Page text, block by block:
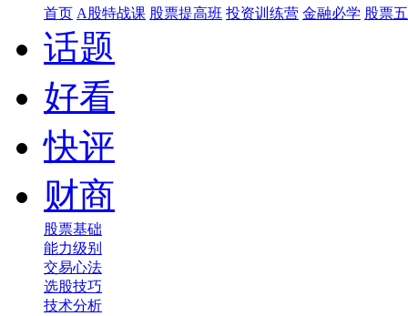
首页 A股特战课 股票提高班 投资训练营 金融必学 股票
话题
好看
快评
财商
股票基础
能力级别
交易心法
选股技巧
技术分析